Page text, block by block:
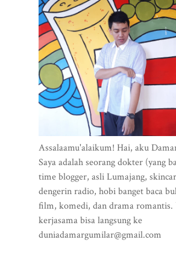
Assalaamu'alaikum! Hai, aku
Saya adalah seorang dokter (yang
time blogger, asli Lumajang,
dengerin radio, hobi banget baca
film, komedi, dan drama
kerjasama bisa langsung ke
duniadamargumilar@gmail.com